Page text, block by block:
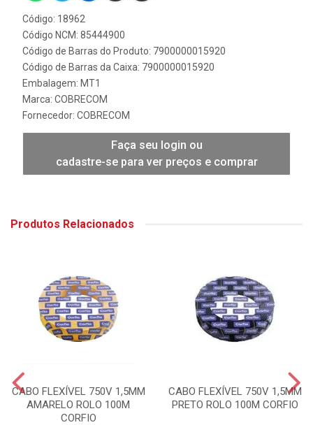
Código: 18962
Código NCM: 85444900
Código de Barras do Produto: 7900000015920
Código de Barras da Caixa: 7900000015920
Embalagem: MT1
Marca: COBRECOM
Fornecedor: COBRECOM
Faça seu login ou
cadastre-se para ver preços e comprar
Produtos Relacionados
CABO FLEXÍVEL 750V 1,5MM
AMARELO ROLO 100M
CORFIO
CABO FLEXÍVEL 750V 1,5MM
PRETO ROLO 100M CORFIO